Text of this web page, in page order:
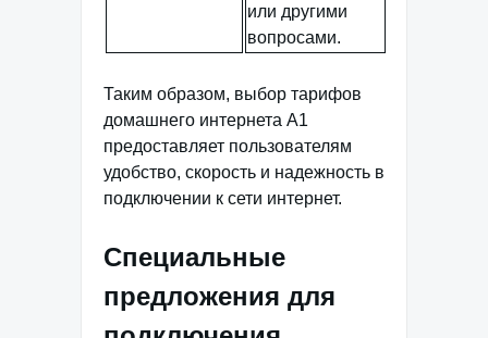
или другими
вопросами.
Таким образом, выбор тарифов
домашнего интернета А1
предоставляет пользователям
удобство, скорость и надежность в
подключении к сети интернет.
Специальные
предложения для